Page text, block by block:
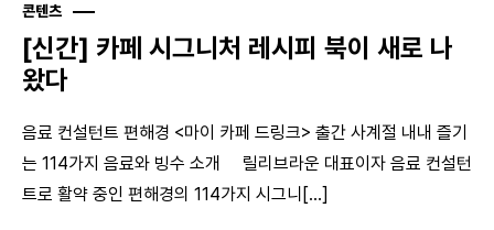
콘텐츠
[신간] 카페 시그니처 레시피 북이 새로 나
왔다
음료 컨설턴트 편해경 <마이 카페 드링크> 출간 사계절 내내 즐기
는 114가지 음료와 빙수 소개 릴리브라운 대표이자 음료 컨설턴
트로 활약 중인 편해경의 114가지 시그니[...]